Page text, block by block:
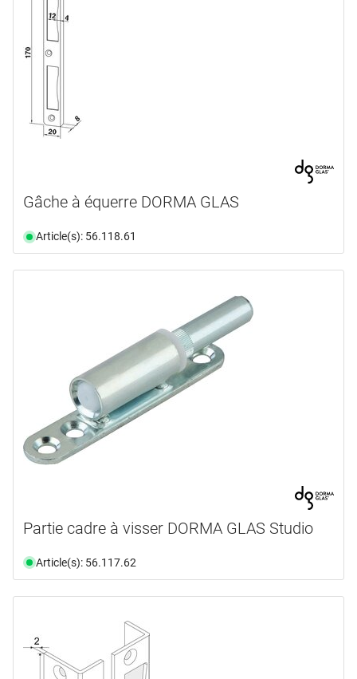
Gâche à équerre DORMA GLAS
Article(s): 56.118.61
Partie cadre à visser DORMA GLAS Studio
Article(s): 56.117.62